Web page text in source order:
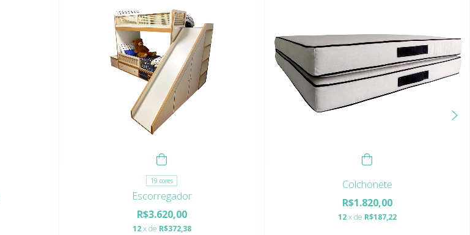
19 cores
Escorregador
R$3.620,00
12 x de R$372,38
Colchonete
R$1.820,00
12 x de R$187,22